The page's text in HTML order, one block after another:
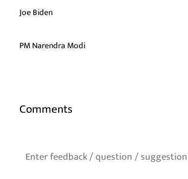
Joe Biden
PM Narendra Modi
Comments